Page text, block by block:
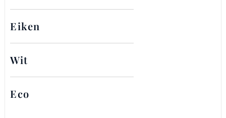
Eiken
Wit
Eco